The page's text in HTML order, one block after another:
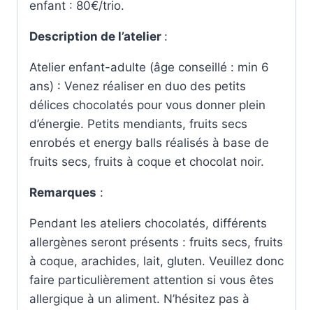
enfant : 80€/trio.
Description de l’atelier :
Atelier enfant-adulte (âge conseillé : min 6
ans) : Venez réaliser en duo des petits
délices chocolatés pour vous donner plein
d’énergie. Petits mendiants, fruits secs
enrobés et energy balls réalisés à base de
fruits secs, fruits à coque et chocolat noir.
Remarques :
Pendant les ateliers chocolatés, différents
allergènes seront présents : fruits secs, fruits
à coque, arachides, lait, gluten. Veuillez donc
faire particulièrement attention si vous êtes
allergique à un aliment. N’hésitez pas à